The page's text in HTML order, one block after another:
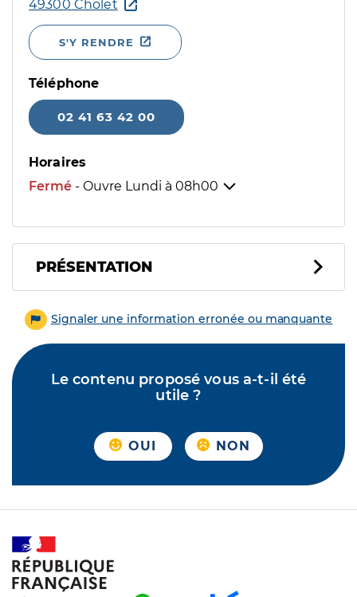
49300 Cholet
S'Y RENDRE
Téléphone
02 41 63 42 00
Horaires
Fermé - Ouvre Lundi à 08h00
PRÉSENTATION
Signaler une information erronée ou manquante
Le contenu proposé vous a-t-il été
utile ?
OUI NON